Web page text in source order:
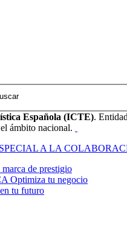
Española (ICTE).
ámbito nacional.
A LA
de prestigio
Optimiza tu negocio
tu futuro